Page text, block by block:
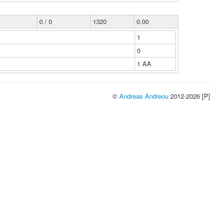
0 / 0 1320
0.00
1
0
1 ΑΑ
© Andreas Andreou 2012-2026 [P]